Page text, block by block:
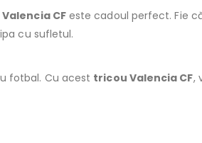
CFeste cadoul perfect. Fie
cu sufletul.
fotbal. Cu acest tricou Valencia CF,